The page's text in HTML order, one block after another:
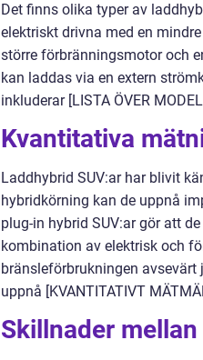
Det finns olika typer av
elektriskt drivna med en
större förbränningsmotor och
kan laddas via en extern
inkluderar [LISTA ÖVER
Kvantitativa
Laddhybrid SUV:ar har blivit
hybridkörning kan de uppnå
plug-in hybrid SUV:ar gör att
kombination av elektrisk och
bränsleförbrukningen
uppnå [KVANTITATIVT
Skillnader